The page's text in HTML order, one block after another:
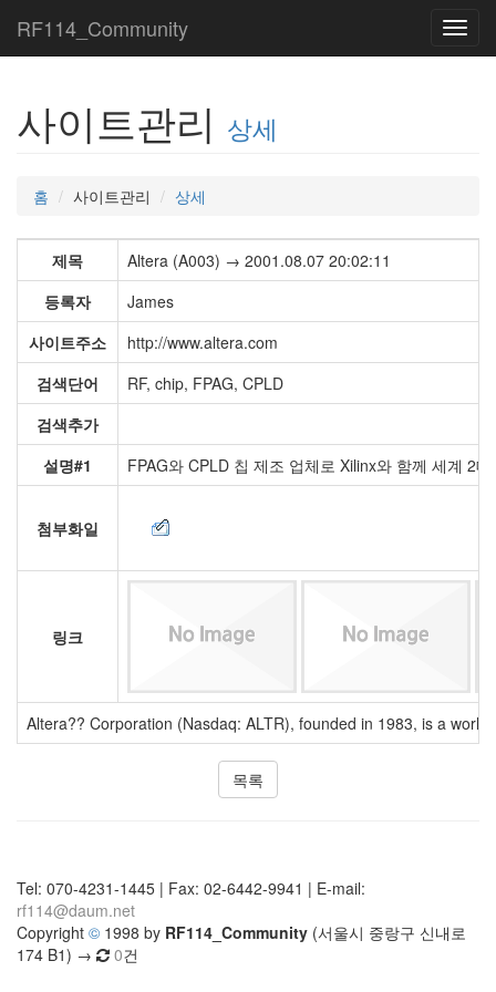
RF114_Community
사이트관리 상세
홈 사이트관리 상세
제목
Altera (A003) → 2001.08.07 20:02:11
등록자
James
사이트주소
http://www.altera.com
검색단어
RF, chip, FPAG, CPLD
검색추가
설명#1
FPAG와 CPLD 칩 제조 업체로 Xilinx와 함께 세계 2
첨부화일
링크
Altera?? Corporation (Nasdaq: ALTR), founded in 1983, is a
목록
Tel: 070-4231-1445 | Fax: 02-6442-9941 | E-mail:
rf114@daum.net
Copyright © 1998 by RF114_Community (서울시 중랑구 신내로
174 B1) →
0건